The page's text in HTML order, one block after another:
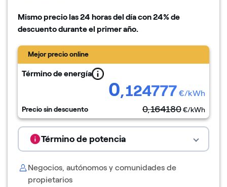
Mismo precio las 24 horas del día con24% de
descuento durante el primer año.
Mejor precio online
Término de energía
0,124777 €/kWh
Precio sin descuento 0,164180€/kWh
Término de potencia
Negocios, autónomos y comunidades de
propietarios